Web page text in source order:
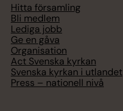
Hitta församling
Bli medlem
Lediga jobb
Ge en gåva
Organisation
Act Svenska kyrkan
Svenska kyrkan i utlandet
Press – nationell nivå